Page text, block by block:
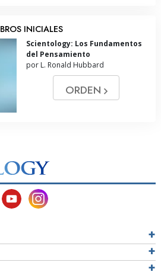
INICIALES
Scientology: Los Fundamentos
del Pensamiento
por L. Ronald Hubbard
ORDEN